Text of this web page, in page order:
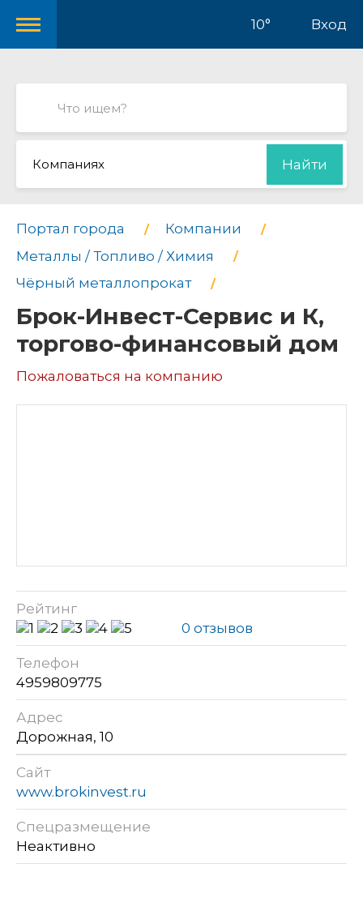
10° Вход
Компаниях Найти
Портал города
Компании
Металлы / Топливо / Химия
Чёрный металлопрокат
Брок-Инвест-Сервис и К,
торгово-финансовый дом
Пожаловаться на компанию
Рейтинг
0 отзывов
Телефон
4959809775
Адрес
Дорожная, 10
Сайт
www.brokinvest.ru
Спецразмещение
Неактивно